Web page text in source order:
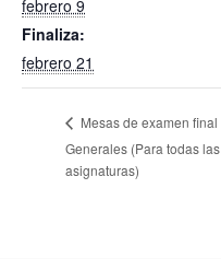
febrero 9
Finaliza:
febrero 21
Mesas de examen final
Generales (Para todas las
asignaturas)